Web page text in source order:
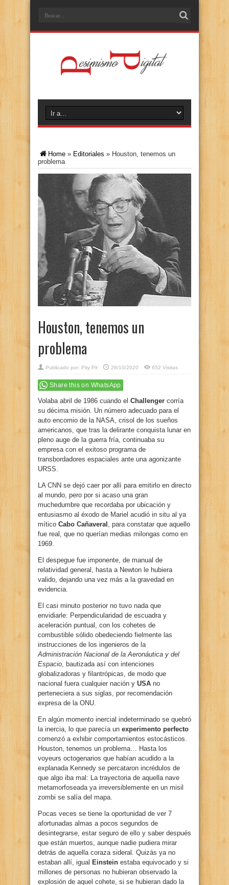
Home » Editoriales » Houston, tenemos un
problema
Houston, tenemos un
problema
Publicado por: Pity Pit 26/10/2020 652 Visitas
Share this on WhatsApp
Volaba abril de 1986 cuando el Challenger corría
su décima misión. Un número adecuado para el
auto encomio de la NASA, crisol de los sueños
americanos, que tras la delirante conquista lunar en
pleno auge de la guerra fría, continuaba su
empresa con el exitoso programa de
transbordadores espaciales ante una agonizante
URSS.
LA CNN se dejó caer por allí para emitirlo en directo
al mundo, pero por si acaso una gran
muchedumbre que recordaba por ubicación y
entusiasmo al éxodo de Mariel acudió in situ al ya
mítico Cabo Cañaveral , para constatar que aquello
fue real, que no querían medias milongas como en
1969.
El despegue fue imponente, de manual de
relatividad general, hasta a Newton le hubiera
valido, dejando una vez más a la gravedad en
evidencia.
El casi minuto posterior no tuvo nada que
envidiarle: Perpendicularidad de escuadra y
aceleración puntual, con los cohetes de
combustible sólido obedeciendo fielmente las
instrucciones de los ingenieros de la
Administración Nacional de la Aeronáutica y del
Espacio, bautizada así con intenciones
globalizadoras y filantrópicas, de modo que
nacional fuera cualquier nación y USA no
perteneciera a sus siglas, por recomendación
expresa de la ONU.
En algún momento inercial indeterminado se quebró
la inercia, lo que parecía un experimento perfecto
comenzó a exhibir comportamientos estocásticos.
Houston, tenemos un problema… Hasta los
voyeurs octogenarios que habían acudido a la
explanada Kennedy se percataron incrédulos de
que algo iba mal: La trayectoria de aquella nave
metamorfoseada ya irreversiblemente en un misil
zombi se salía del mapa.
Pocas veces se tiene la oportunidad de ver 7
afortunadas almas a pocos segundos de
desintegrarse, estar seguro de ello y saber después
que están muertos, aunque nadie pudiera mirar
detrás de aquella coraza sideral. Quizás ya no
estaban allí, igual Einstein estaba equivocado y si
millones de personas no hubieran observado la
explosión de aquel cohete, si se hubieran dado la